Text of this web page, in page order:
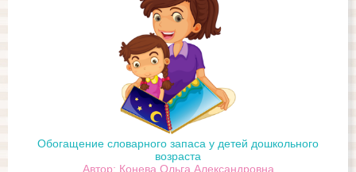
Обогащение словарного запаса у детей дошкольного
возраста
Автор: Конева Ольга Александровна